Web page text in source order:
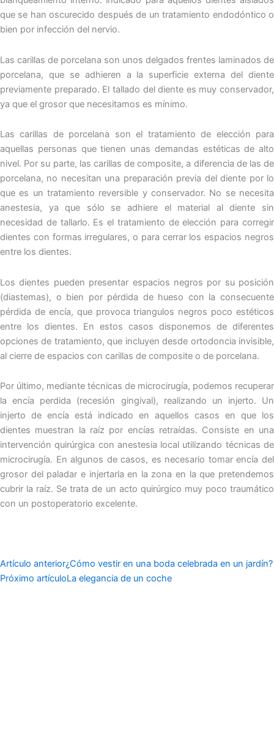
que se han oscurecido después de un tratamiento endodóntico o
bien por infección del nervio.
Las carillas de porcelana son unos delgados frentes laminados de
porcelana, que se adhieren a la superficie externa del diente
previamente preparado. El tallado del diente es muy conservador,
ya que el grosor que necesitamos es mínimo.
Las carillas de porcelana son el tratamiento de elección para
aquellas personas que tienen unas demandas estéticas de alto
nivel. Por su parte, las carillas de composite, a diferencia de las de
porcelana, no necesitan una preparación previa del diente por lo
que es un tratamiento reversible y conservador. No se necesita
anestesia, ya que sólo se adhiere el material al diente sin
necesidad de tallarlo. Es el tratamiento de elección para corregir
dientes con formas irregulares, o para cerrar los espacios negros
entre los dientes.
Los dientes pueden presentar espacios negros por su posición
(diastemas), o bien por pérdida de hueso con la consecuente
pérdida de encía, que provoca triangulos negros poco estéticos
entre los dientes. En estos casos disponemos de diferentes
opciones de tratamiento, que incluyen desde ortodoncia invisible,
al cierre de espacios con carillas de composite o de porcelana.
Por último, mediante técnicas de microcirugía, podemos recuperar
la encía perdida (recesión gingival), realizando un injerto. Un
injerto de encía está indicado en aquellos casos en que los
dientes muestran la raíz por encías retraídas. Consiste en una
intervención quirúrgica con anestesia local utilizando técnicas de
microcirugía. En algunos de casos, es necesario tomar encía del
grosor del paladar e injertarla en la zona en la que pretendemos
cubrir la raíz. Se trata de un acto quirúrgico muy poco traumático
con un postoperatorio excelente.
Artículo anterior¿Cómo vestir en una boda celebrada en un jardín?
Próximo artículoLa elegancia de un coche